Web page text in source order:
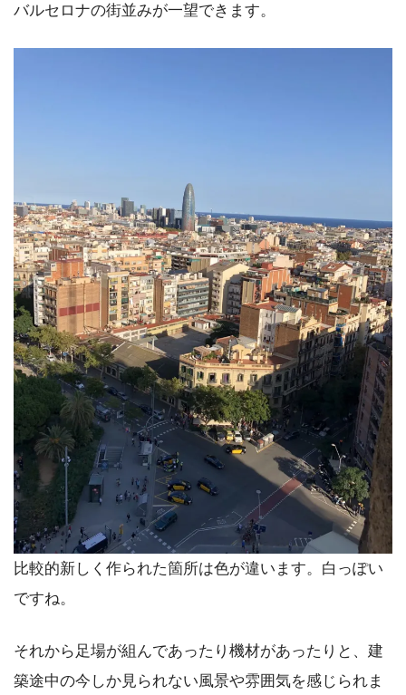
バルセロナの街並みが一望できます。
比較的新しく作られた箇所は色が違います。白っぽい
ですね。
それから足場が組んであったり機材があったりと、建
築途中の今しか見られない風景や雰囲気を感じられま